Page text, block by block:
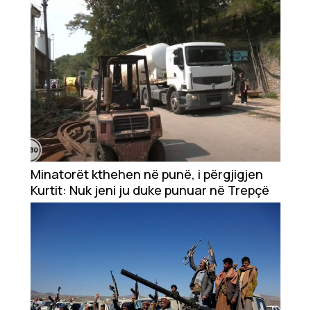
Teknologji
Udhëtime
DuVideo
Minatorët kthehen në punë, i përgjigjen
Kurtit: Nuk jeni ju duke punuar në Trepçë